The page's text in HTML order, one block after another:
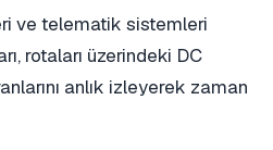
ve telematik sistemleri
rotaları üzerindeki DC
anlık izleyerek zaman